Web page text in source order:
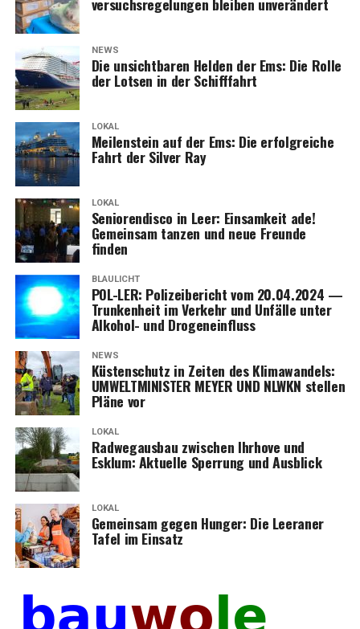
Akku, garan­tiert es bis zu 115 km Reich­wei­te. Die Plus-
Serie hebt Fle­xi­bi­li­tät auf ein neu­es Level – mit einem
zuläs­si­gen Gesamt­ge­wicht von 170 kg und dem robus­
ten MIK HD-Trä­ger. Ob Kin­der­sitz oder schwe­re Las­ten,
die­ses E‑Bike macht alles mit. Für zusätz­li­che Sicher­heit
sorgt das optio­na­le Bosch ABS Paket der Advan­ce Aus­
stat­tung. Eure Rei­se kann beginnen!
NEWS
Die unsicht­ba­ren Hel­den der Ems: Die Rol­le
der Lot­sen in der Schifffahrt
LOKAL
Mei­len­stein auf der Ems: Die erfolg­rei­che
Fahrt der Sil­ver Ray
LOKAL
Senio­ren­dis­co in Leer: Ein­sam­keit ade!
Gemein­sam tan­zen und neue Freun­de
finden
BLAULICHT
POL-LER: Poli­zei­be­richt vom 20.04.2024 —
Trun­ken­heit im Ver­kehr und Unfäl­le unter
Alko­hol- und Drogeneinfluss
NEWS
Küs­ten­schutz in Zei­ten des Kli­ma­wan­dels:
UMWELTMINISTER MEYER UND NLWKN stel­len
Plä­ne vor
LOKAL
Rad­weg­aus­bau zwi­schen Ihr­ho­ve und
Esklum: Aktu­el­le Sper­rung und Ausblick
LOKAL
Gemein­sam gegen Hun­ger: Die Leera­ner
Tafel im Einsatz